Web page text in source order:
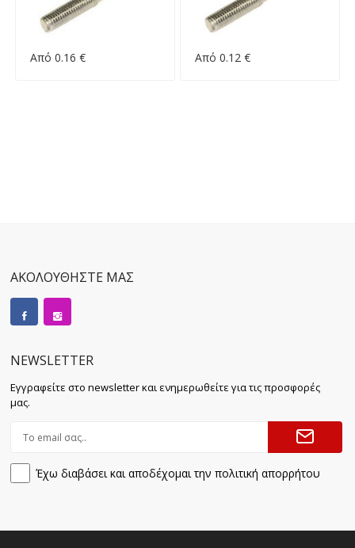
Από 0.16 € Από 0.12 €
ΑΚΟΛΟΥΘΗΣΤΕ ΜΑΣ
NEWSLETTER
Εγγραφείτε στο newsletter και ενημερωθείτε για τις προσφορές
μας.
Έχω διαβάσει και αποδέχομαι την πολιτική απορρήτου